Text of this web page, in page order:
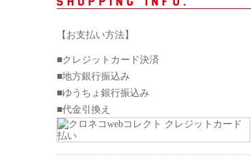
【お支払い方法】
■クレジットカード決済
■地方銀行振込み
■ゆうちょ銀行振込み
■代金引換え